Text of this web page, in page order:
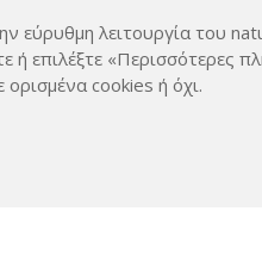
ΙΔΈΕΣ
εύρυθμη λειτουργία του
επιλέξτε «Περισσότερες
cookies ή όχι.